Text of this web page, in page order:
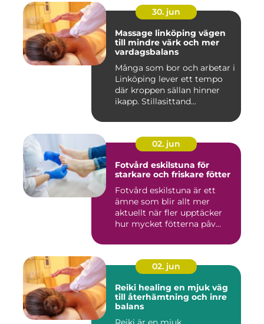
30. jun
Massage linköping vägen
till mindre värk och mer
vardagsbalans
Många som bor och arbetar i
Linköping lever ett tempo
där kroppen sällan hinner
ikapp. Stillasittand...
02. jun
Fotvård eskilstuna för
starkare och friskare fötter
Fotvård eskilstuna är ett
ämne som blir allt mer
aktuellt när fler upptäcker
hur mycket fötterna påv...
02. jun
Reiki healing en mjuk väg
till återhämtning och inre
balans